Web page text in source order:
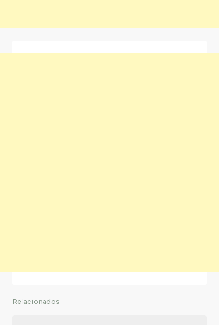
Relacionados